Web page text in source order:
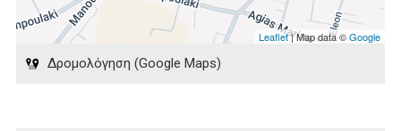
Leaflet| Map data ©Google
Δρομολόγηση (Google Maps)